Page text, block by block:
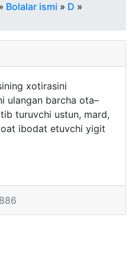
Bolalar ismi » D »
xotirasini
ulangan barcha ota–
turuvchi ustun, mard,
ibodat etuvchi yigit
886